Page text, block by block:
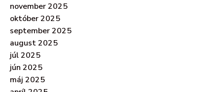
november 2025
október 2025
september 2025
august 2025
júl 2025
jún 2025
máj 2025